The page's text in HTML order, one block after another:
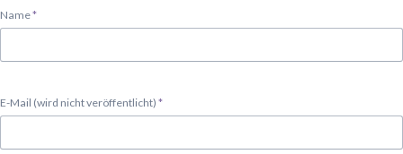
Pflichtfeld
Name*
Pflichtfeld
E-Mail (wird nicht veröffentlicht) *